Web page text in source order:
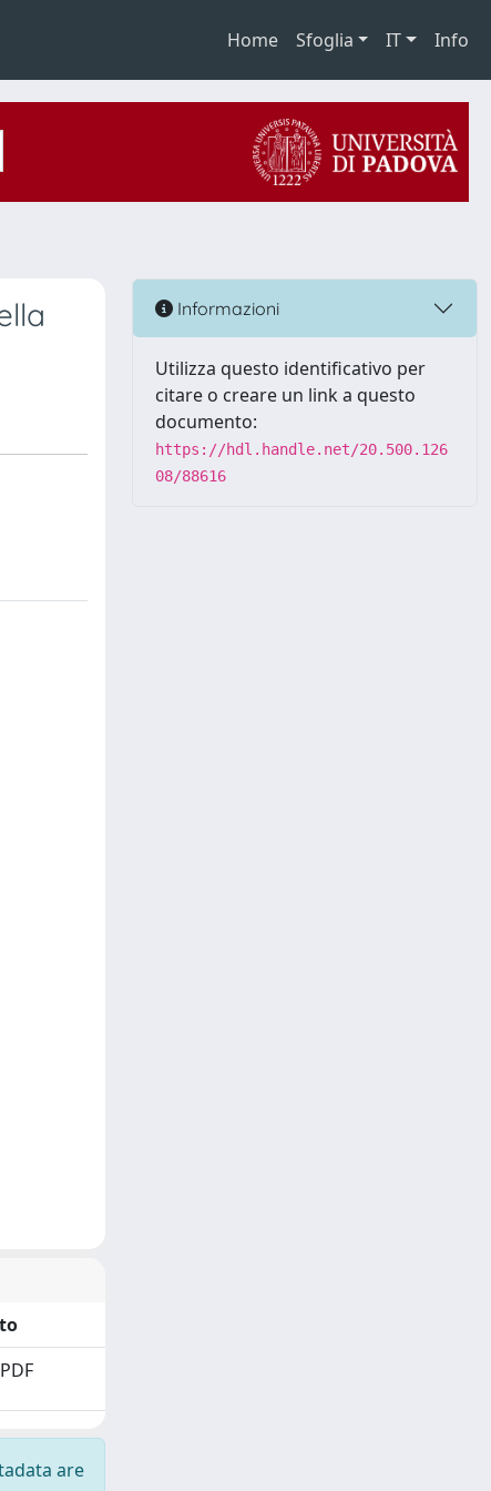
Home Sfoglia IT Info
are
Informazioni
Utilizza questo identificativo per
citare o creare un link a questo
documento:
https://hdl.handle.net/20.500.126
08/88616